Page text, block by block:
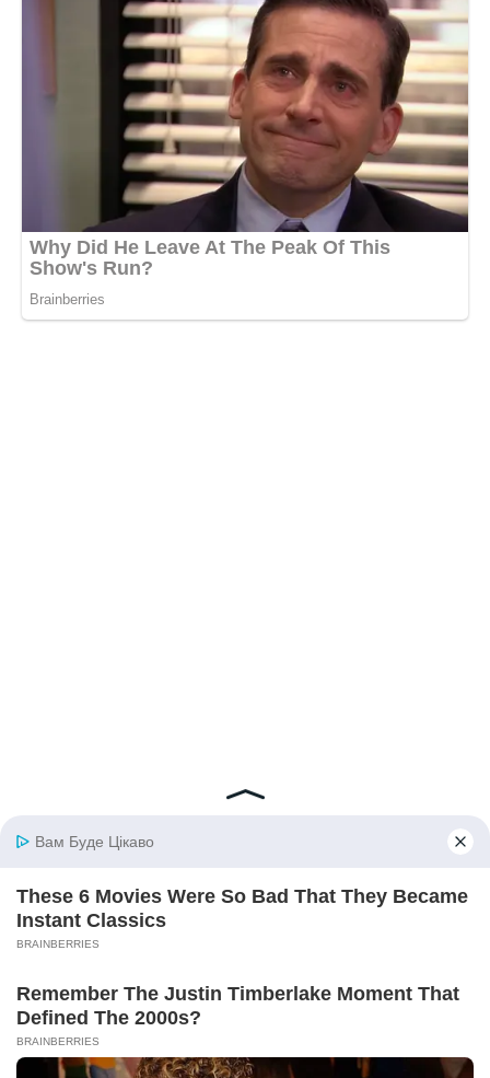
Політика конфіденційності та умови користування
сайтом (Privacy Policy)